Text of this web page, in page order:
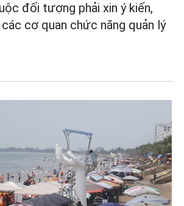
đối tượng phải xin ý kiến,
cơ quan chức năng quản lý